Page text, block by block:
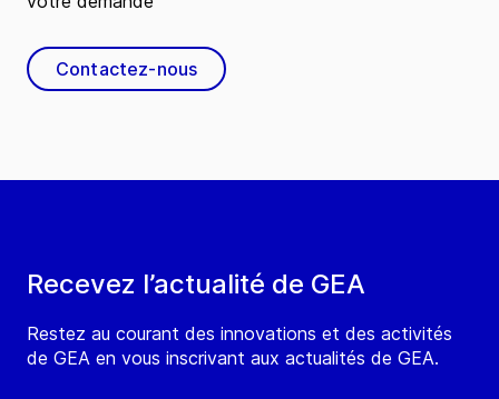
Recevez l’actualité de GEA
Restez au courant des innovations et des activités
de GEA en vous inscrivant aux actualités de GEA.
Contactez-nous